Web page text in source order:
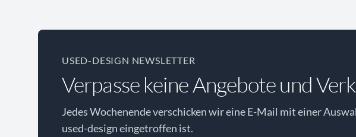
USED-DESIGN NEWSLETTER
Verpasse keine Angebote und
Jedes Wochenende verschicken wir eine E-Mail mit einer
used-design eingetroffen ist.